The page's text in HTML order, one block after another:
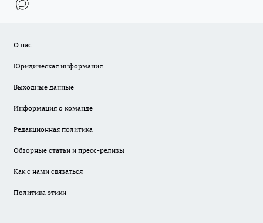
О нас
Юридическая информация
Выходные данные
Информация о команде
Редакционная политика
Обзорные статьи и пресс-релизы
Как с нами связаться
Политика этики